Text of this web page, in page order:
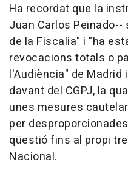
Ha recordat que la
Juan Carlos
de la Fiscalia" i "ha
revocacions totals o
l'Audiència" de
davant del CGPJ, la
unes mesures
per
qüestió fins al propi
Nacional.